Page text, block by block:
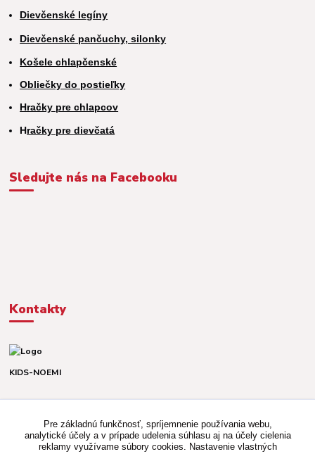
Dievčenské legíny
Dievčenské pančuchy, silonky
Košele chlapčenské
Obliečky do postieľky
Hračky pre chlapcov
Hračky pre dievčatá
Sledujte nás na Facebooku
Kontakty
KIDS-NOEMI
(Po-Pia, 8-16 hod.)
Pre základnú funkčnosť, spríjemnenie používania webu,
analytické účely a v prípade udelenia súhlasu aj na účely cielenia
reklamy využívame súbory cookies. Nastavenie vlastných